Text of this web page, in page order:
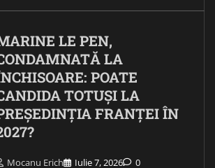
LE PEN,
LA
POATE
TOTUȘI LA
FRANȚEI ÎN
Mocanu Erich Iulie 7, 2026 0